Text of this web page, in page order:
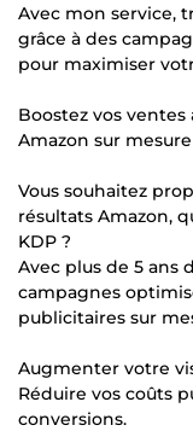
Avec mon service,
grâce à des
pour maximiser
Boostez vos
Amazon sur mesure
Vous souhaitez
résultats Amazon,
KDP ?
Avec plus de 5 ans
campagnes
publicitaires sur
Augmenter votre
Réduire vos coûts
conversions.